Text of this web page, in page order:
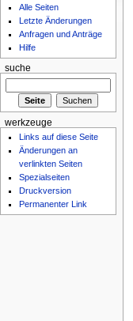
Alle Seiten
Letzte Änderungen
Anfragen und Anträge
Hilfe
suche
werkzeuge
Links auf diese Seite
Änderungen an
verlinkten Seiten
Spezialseiten
Druckversion
Permanenter Link